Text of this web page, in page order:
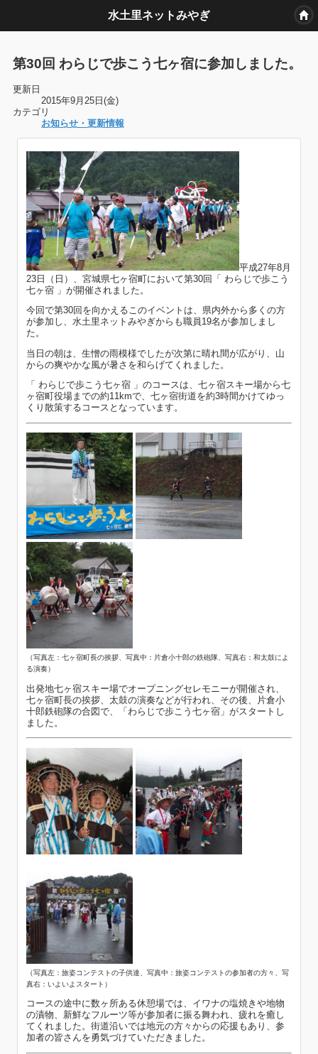
水土里ネットみやぎ
第30回 わらじで歩こう七ヶ宿に参加しました。
更新日
2015年9月25日(金)
カテゴリ
お知らせ・更新情報
平成27年8月
23日（日）、宮城県七ヶ宿町において第30回「 わらじで歩こう
七ヶ宿 」が開催されました。
今回で第30回を向かえるこのイベントは、県内外から多くの方
が参加し、水土里ネットみやぎからも職員19名が参加しまし
た。
当日の朝は、生憎の雨模様でしたが次第に晴れ間が広がり、山
からの爽やかな風が暑さを和らげてくれました。
「 わらじで歩こう七ヶ宿 」のコースは、七ヶ宿スキー場から七
ヶ宿町役場までの約11kmで、七ヶ宿街道を約3時間かけてゆっ
くり散策するコースとなっています。
（写真左：七ヶ宿町長の挨拶、写真中：片倉小十郎の鉄砲隊、写真右：和太鼓によ
る演奏）
出発地七ヶ宿スキー場でオープニングセレモニーが開催され、
七ヶ宿町長の挨拶、太鼓の演奏などが行われ、その後、片倉小
十郎鉄砲隊の合図で、「わらじで歩こう七ヶ宿」がスタートし
ました。
（写真左：旅姿コンテストの子供達、写真中：旅姿コンテストの参加者の方々、写
真右：いよいよスタート）
コースの途中に数ヶ所ある休憩場では、イワナの塩焼きや地物
の漬物、新鮮なフルーツ等が参加者に振る舞われ、疲れを癒し
てくれました。街道沿いでは地元の方々からの応援もあり、参
加者の皆さんを勇気づけていただきました。